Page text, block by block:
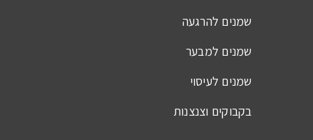
שמנים להרגעה
שמנים למבער
שמנים לעיסוי
בקבוקים וצנצנות